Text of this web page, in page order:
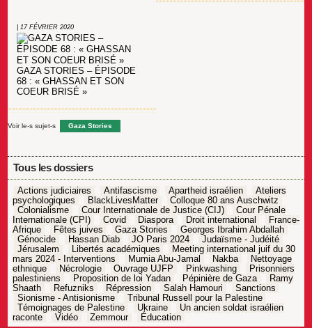
| 17 FÉVRIER 2020
GAZA STORIES – ÉPISODE
68 : « GHASSAN ET SON
COEUR BRISÉ »
Voir le-s sujet-s Gaza Stories
Tous les dossiers
Actions judiciaires Antifascisme Apartheid israélien
Ateliers
psychologiques
BlackLivesMatter
Colloque 80 ans Auschwitz
Colonialisme
Cour Internationale de Justice (CIJ)
Cour Pénale
Internationale (CPI)
Covid Diaspora Droit international
France-
Afrique
Fêtes juives Gaza Stories
Georges Ibrahim Abdallah
Génocide
Hassan Diab JO Paris 2024
Judaïsme - Judéité
Jérusalem
Libertés académiques
Meeting international juif du 30
mars 2024 - Interventions
Mumia Abu-Jamal Nakba
Nettoyage
ethnique
Nécrologie Ouvrage UJFP Pinkwashing
Prisonniers
palestiniens
Proposition de loi Yadan Pépinière de Gaza
Ramy
Shaath
Refuzniks Répression Salah Hamouri
Sanctions
Sionisme - Antisionisme
Tribunal Russell pour la Palestine
Témoignages de Palestine
Ukraine
Un ancien soldat israélien
raconte
Vidéo Zemmour Éducation